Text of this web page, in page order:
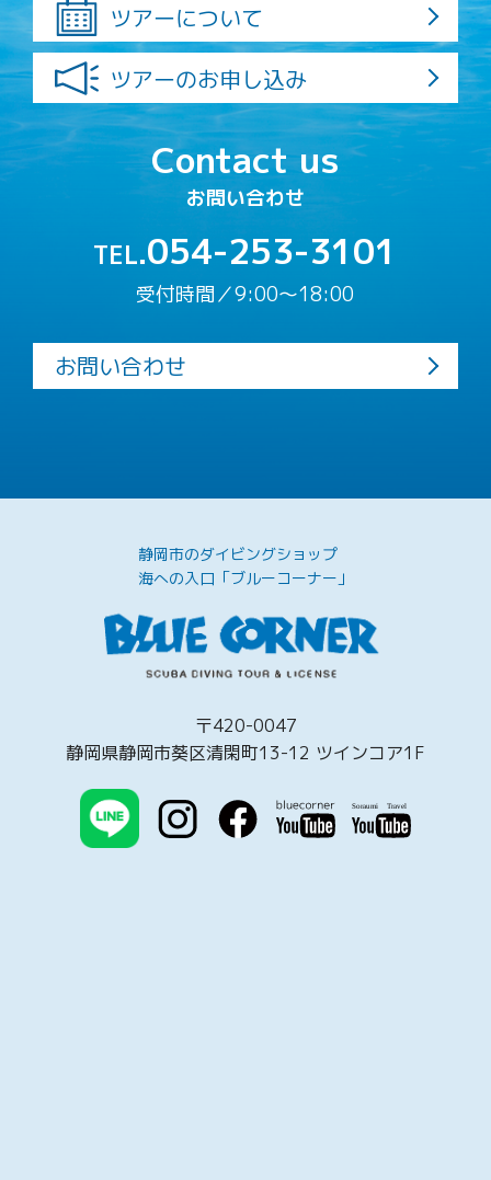
ツアーについて
ツアーのお申し込み
Contact us
お問い合わせ
TEL.054-253-3101
受付時間／9:00〜18:00
お問い合わせ
静岡市のダイビングショップ
海への入口「ブルーコーナー」
〒420-0047
静岡県静岡市葵区清閑町13-12 ツインコア1F